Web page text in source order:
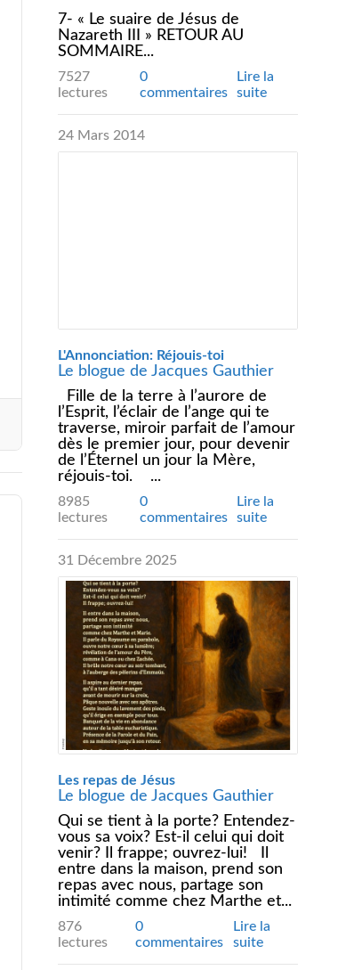
7- « Le suaire de Jésus de
Nazareth III » RETOUR AU
SOMMAIRE...
7527
lectures
0
commentaires
Lire la
suite
24 Mars 2014
L'Annonciation: Réjouis-toi
Le blogue de Jacques Gauthier
Fille de la terre à l’aurore de
l’Esprit, l’éclair de l’ange qui te
traverse, miroir parfait de l’amour
dès le premier jour, pour devenir
de l’Éternel un jour la Mère,
réjouis-toi. ...
8985
lectures
0
commentaires
Lire la
suite
31 Décembre 2025
Les repas de Jésus
Le blogue de Jacques Gauthier
Qui se tient à la porte? Entendez-
vous sa voix? Est-il celui qui doit
venir? Il frappe; ouvrez-lui! Il
entre dans la maison, prend son
repas avec nous, partage son
intimité comme chez Marthe et...
876
lectures
0
commentaires
Lire la
suite